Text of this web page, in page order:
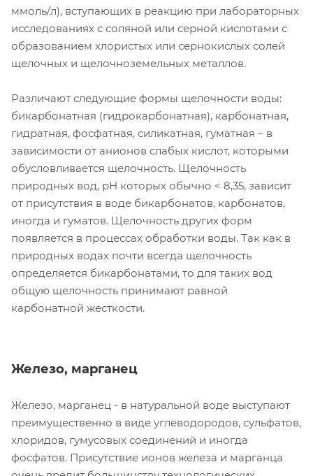
ммоль/л), вступающих в реакцию при лабораторных
исследованиях с соляной или серной кислотами с
образованием хлористых или сернокислых солей
щелочных и щелочноземельных металлов.
Различают следующие формы щелочности воды:
бикарбонатная (гидрокарбонатная), карбонатная,
гидратная, фосфатная, силикатная, гуматная – в
зависимости от анионов слабых кислот, которыми
обусловливается щелочность. Щелочность
природных вод, рН которых обычно < 8,35, зависит
от присутствия в воде бикарбонатов, карбонатов,
иногда и гуматов. Щелочность других форм
появляется в процессах обработки воды. Так как в
природных водах почти всегда щелочность
определяется бикарбонатами, то для таких вод
общую щелочность принимают равной
карбонатной жесткости.
Железо, марганец
Железо, марганец - в натуральной воде выступают
преимущественно в виде углеводородов, сульфатов,
хлоридов, гумусовых соединений и иногда
фосфатов. Присутствие ионов железа и марганца